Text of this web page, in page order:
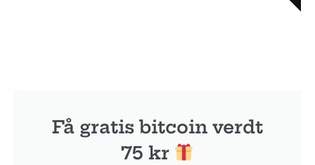
Få gratis bitcoin verdt
75 kr